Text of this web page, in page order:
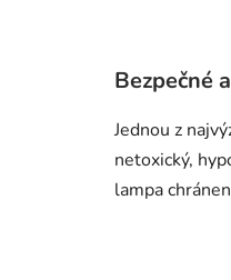
Bezpečné
Jednou z
netoxický,
lampa